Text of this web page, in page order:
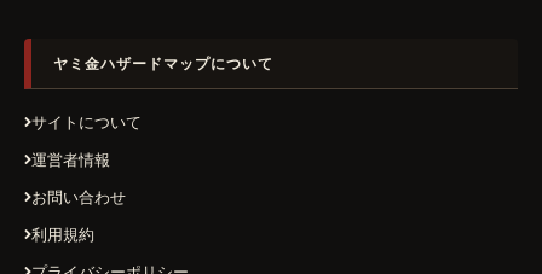
ヤミ金ハザードマップについて
サイトについて
運営者情報
お問い合わせ
利用規約